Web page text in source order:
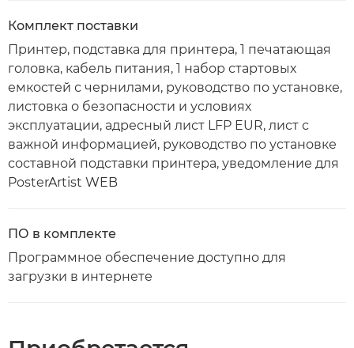
Комплект поставки
Принтер, подставка для принтера, 1 печатающая
головка, кабель питания, 1 набор стартовых
емкостей с чернилами, руководство по установке,
листовка о безопасности и условиях
эксплуатации, адресный лист LFP EUR, лист с
важной информацией, руководство по установке
составной подставки принтера, уведомление для
PosterArtist WEB
ПО в комплекте
Программное обеспечение доступно для
загрузки в интернете